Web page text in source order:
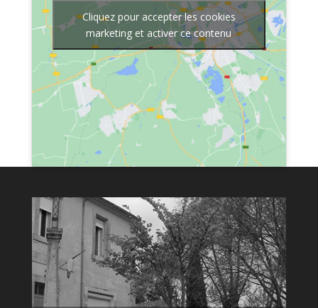
Cliquez pour accepter les cookies
marketing et activer ce contenu